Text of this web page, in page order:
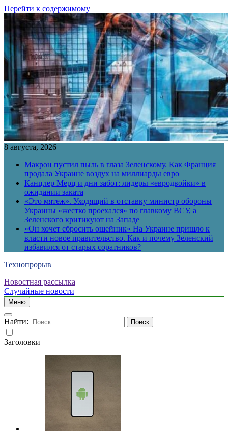
Перейти к содержимому
8 августа, 2026
Макрон пустил пыль в глаза Зеленскому. Как Франция
продала Украине воздух на миллиарды евро
Канцлер Мерц и дни забот: лидеры «евродвойки» в
ожидании заката
«Это мятеж». Уходящий в отставку министр обороны
Украины «жестко проехался» по главкому ВСУ, а
Зеленского критикуют на Западе
«Он хочет сбросить ошейник» На Украине пришло к
власти новое правительство. Как и почему Зеленский
избавился от старых соратников?
Технопрорыв
Новостная рассылка
Случайные новости
Меню
Найти:
Заголовки